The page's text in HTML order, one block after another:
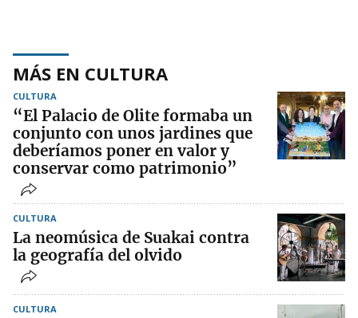
MÁS EN CULTURA
CULTURA
“El Palacio de Olite formaba un
conjunto con unos jardines que
deberíamos poner en valor y
conservar como patrimonio”
CULTURA
La neomúsica de Suakai contra
la geografía del olvido
CULTURA